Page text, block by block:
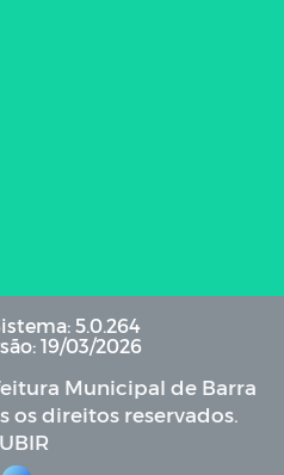
5.0.264
19/03/2026
Municipal de Barra
os direitos reservados.